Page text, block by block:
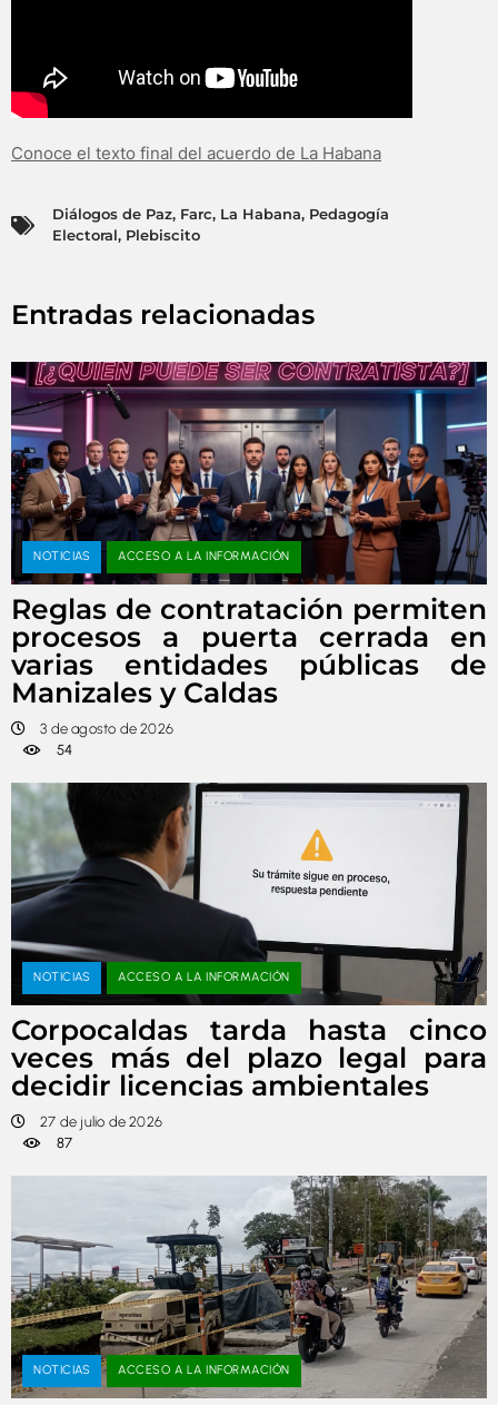
Conoce el texto final del acuerdo de La Habana
Diálogos de Paz, Farc, La Habana, Pedagogía
Electoral, Plebiscito
Entradas relacionadas
NOTICIAS ACCESO A LA INFORMACIÓN
Reglas de contratación permiten
procesos a puerta cerrada en
varias entidades públicas de
Manizales y Caldas
3 de agosto de 2026
54
NOTICIAS ACCESO A LA INFORMACIÓN
Corpocaldas tarda hasta cinco
veces más del plazo legal para
decidir licencias ambientales
27 de julio de 2026
87
NOTICIAS ACCESO A LA INFORMACIÓN